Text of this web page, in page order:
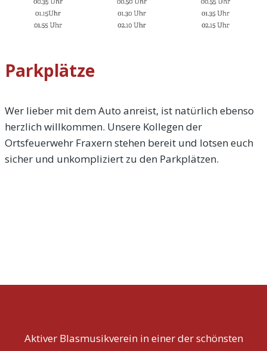
Parkplätze
Wer lieber mit dem Auto anreist, ist natürlich ebenso
herzlich willkommen. Unsere Kollegen der
Ortsfeuerwehr Fraxern stehen bereit und lotsen euch
sicher und unkompliziert zu den Parkplätzen.
Aktiver Blasmusikverein in einer der schönsten